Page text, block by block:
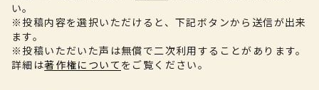
い。
※投稿内容を選択いただけると、下記ボタンから送信が出来
ます。
※投稿いただいた声は無償で二次利用することがあります。
詳細は著作権について をご覧ください。